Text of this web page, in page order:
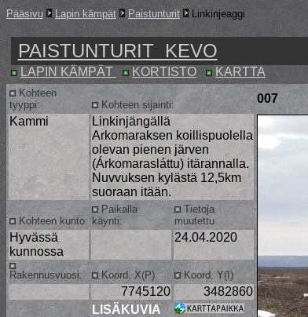
Pääsivu Lapin kämpät Paistunturit Linkinjeaggi
PAISTUNTURIT KEVO
LAPIN KÄMPÄT KORTISTO KARTTA
Kohteen
tyyppi:
Kohteen sijainti: 007
Kammi
Linkinjängällä
Arkomaraksen koillispuolella
olevan pienen järven
(Árkomarasláttu) itärannalla.
Nuvvuksen kylästä 12,5km
suoraan itään.
Kohteen kunto:
Paikalla
käynti:
Tietoja
muutettu
Hyvässä
kunnossa
24.04.2020
Rakennusvuosi: Koord. X(P) Koord. Y(I)
7745120 3482860
LISÄKUVIA